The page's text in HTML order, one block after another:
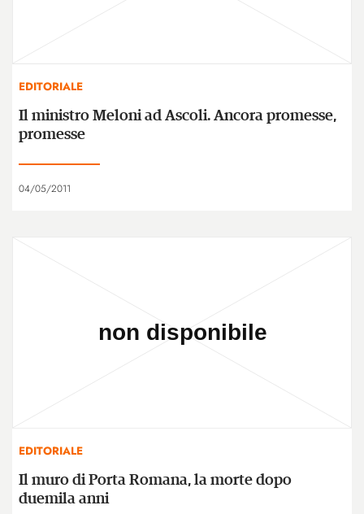
EDITORIALE
Il ministro Meloni ad Ascoli. Ancora promesse,
promesse
04/05/2011
EDITORIALE
Il muro di Porta Romana, la morte dopo
duemila anni